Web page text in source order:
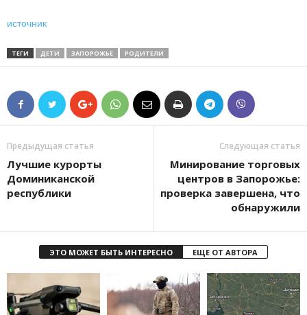
источник
ТЕГИ ДЕТИ ЗАПОРОЖЬЕ РОДИТЕЛИ
Предыдущая статья
Лучшие курорты
Доминиканской
республики
Следующая статья
Минирование торговых
центров в Запорожье:
проверка завершена, что
обнаружили
ЭТО МОЖЕТ БЫТЬ ИНТЕРЕСНО ЕЩЕ ОТ АВТОРА